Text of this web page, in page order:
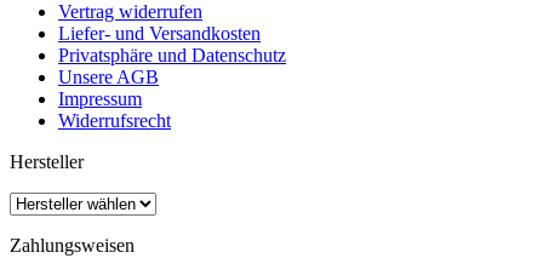
Vertrag widerrufen
Liefer- und Versandkosten
Privatsphäre und Datenschutz
Unsere AGB
Impressum
Widerrufsrecht
Hersteller
Zahlungsweisen